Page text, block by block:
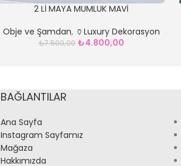
2 Lİ MAYA MUMLUK MAVİ
Obje ve Şamdan, 🏺Luxury Dekorasyon
₺7.500,00 ₺4.800,00
BAĞLANTILAR
Ana Sayfa
Instagram Sayfamız
Mağaza
Hakkımızda